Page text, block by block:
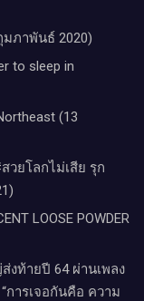
มภาพันธ์ 2020)
to sleep in
(13
วยโลกไม่เสีย รุก
LOOSE POWDER
ท้ายปี 64 ผ่านเพลง
การเจอกันคือ ความ